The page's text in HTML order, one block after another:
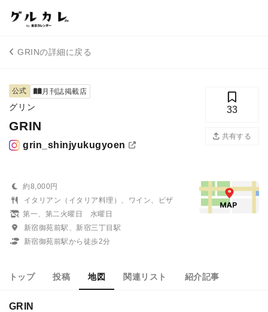
GRINの詳細に戻る
公式 月刊誌掲載店
グリン
GRIN
grin_shinjyukugyoen
33
共有する
約8,000円
イタリアン（イタリア料理）、ワイン、ピザ
第一、第二火曜日 水曜日
新宿御苑前駅、新宿三丁目駅
新宿御苑前駅から徒歩2分
トップ 投稿 地図 関連リスト 紹介記事
GRIN